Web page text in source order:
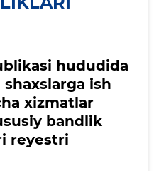
hududida
ish
xizmatlar
bandlik
reyestri